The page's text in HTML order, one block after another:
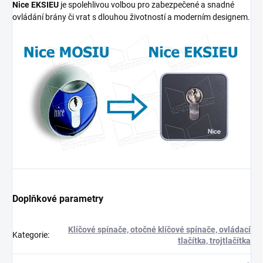
Nice EKSIEU je spolehlivou volbou pro zabezpečené a snadné
ovládání brány či vrat s dlouhou životností a moderním designem.
Doplňkové parametry
Kategorie:
Klíčové spínače, otočné klíčové spínače, ovládací
tlačítka, trojtlačítka